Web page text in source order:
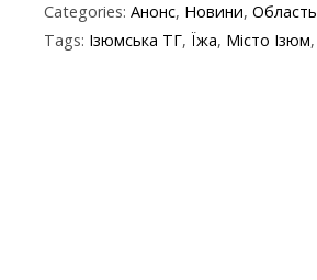
e
b
itte
gr
er at y
Categories: Анонс, Новини, Область
Tags: Ізюмська ТГ, Їжа, Місто Ізюм,